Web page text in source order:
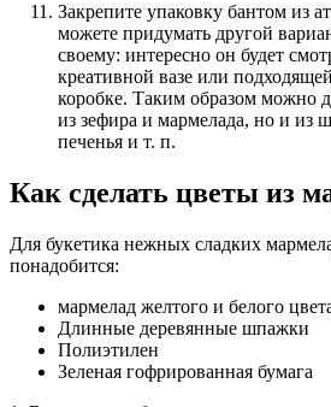
Закрепите упаковку бантом из
можете придумать другой
своему: интересно он будет
креативной вазе или
коробке. Таким образом можно
из зефира и мармелада, но и из
печенья и т. п.
Как сделать цветы из
Для букетика нежных сладких
понадобится:
мармелад желтого и белого
Длинные деревянные шпажки
Полиэтилен
Зеленая гофрированная бумага